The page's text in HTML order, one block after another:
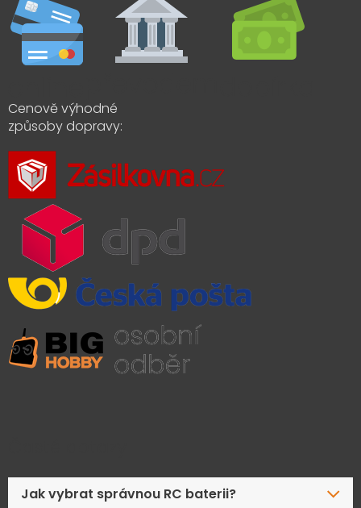
Cenově výhodné
způsoby dopravy:
Jak vybrat správnou RC baterii?